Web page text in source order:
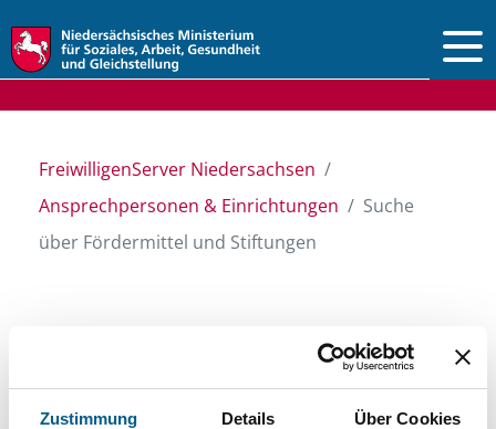
Zustimmung Details Über Cookies
FreiwilligenServer Niedersachsen
Ansprechpersonen & Einrichtungen
Suche
über Fördermittel und Stiftungen
Suche über Stiftungen
und Fördermittel